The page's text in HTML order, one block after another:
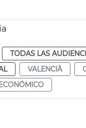
TODAS LAS
VALENCIÀ